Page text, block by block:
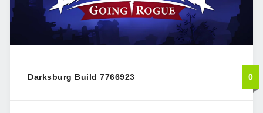
Darksburg Build 7766923 0